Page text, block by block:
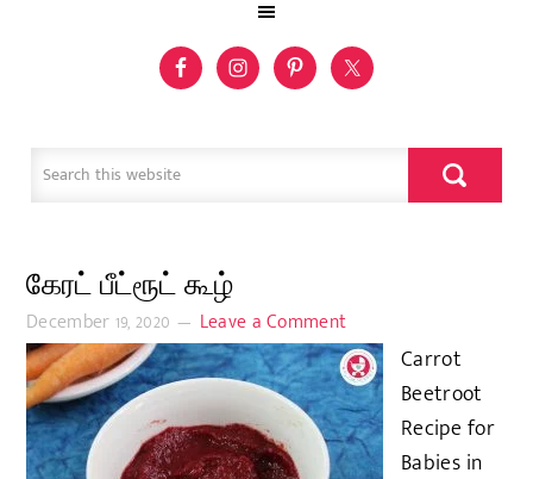
கேரட் பீட்ரூட் கூழ்
December 19, 2020 Leave a Comment
Carrot
Beetroot
Recipe for
Babies in